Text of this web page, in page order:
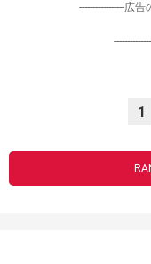
-----------------広
1